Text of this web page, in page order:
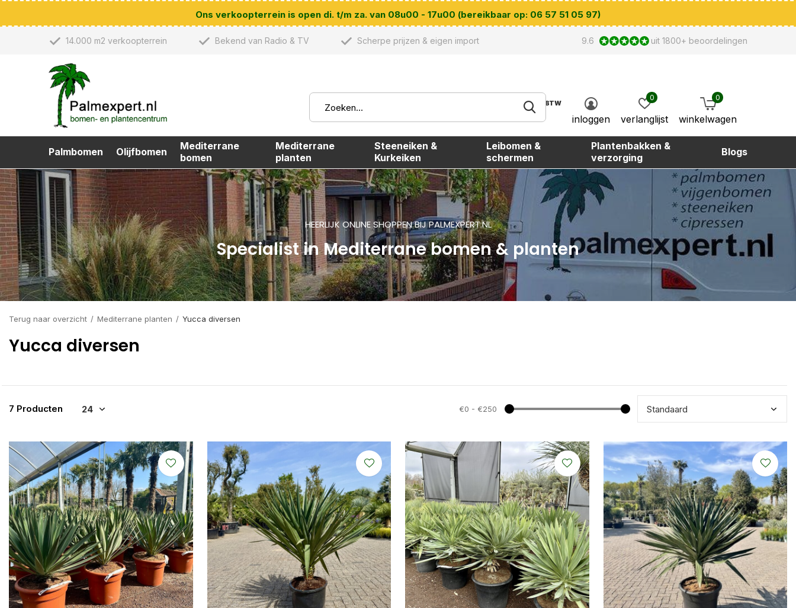
Palmbomen Olijfbomen
Mediterrane
bomen
Mediterrane
planten
Steeneiken &
Kurkeiken
Leibomen &
schermen
Plantenbakken &
verzorging
Blogs
BTW
inloggen verlanglijst
0
winkelwagen
0
14.000 m2 verkoopterrein Bekend van Radio & TV Scherpe prijzen & eigen import 9.6 uit 1800+ beoordelingen
Ons verkoopterrein is open di. t/m za. van 08u00 - 17u00 (bereikbaar op: 06 57 51 05 97)
HEERLIJK ONLINE SHOPPEN BIJ PALMEXPERT.NL
Specialist in Mediterrane bomen & planten
Terug naar overzicht Mediterrane planten Yucca diversen
Yucca diversen
7 Producten €0 - €250